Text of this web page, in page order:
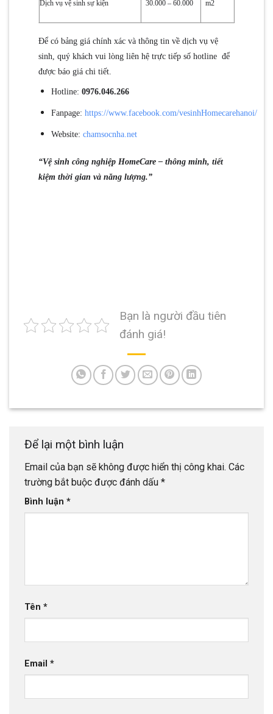
Dịch vụ vệ sinh sự kiện 30.000 – 60.000 m2
Để có bảng giá chính xác và thông tin về dịch vụ vệ
sinh, quý khách vui lòng liên hệ trực tiếp số hotline để
được báo giá chi tiết.
Hotline: 0976.046.266
Fanpage: https://www.facebook.com/vesinhHomecarehanoi/
Website: chamsocnha.net
“Vệ sinh công nghiệp HomeCare – thông minh, tiết
kiệm thời gian và năng lượng.”
Bạn là người đầu tiên
đánh giá!
Để lại một bình luận
Email của bạn sẽ không được hiển thị công khai. Các
trường bắt buộc được đánh dấu *
Bình luận *
Tên *
Email *